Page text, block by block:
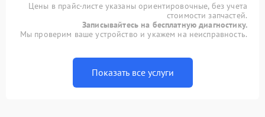
Цены в прайс-листе указаны ориентировочные, без учета
стоимости запчастей.
Записывайтесь на бесплатную диагностику.
Мы проверим ваше устройство и укажем на неисправность.
Показать все услуги